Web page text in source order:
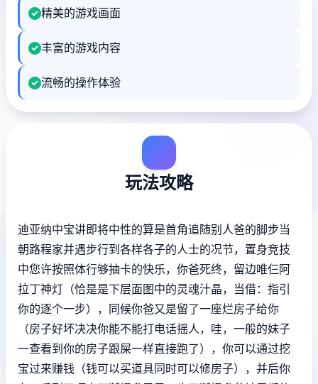
精美的游戏画面
丰富的游戏内容
流畅的操作体验
玩法攻略
迪亚纳中宝讲即将中性的算是首角追随别人爸的脚步当
朝路程家并遇步行到各样各子的人士的况节，置身竞技
中您许按照体行够抽卡的快乐，你爸死终，留边唯仨阿
拉丁神灯（恰是是下层面图中的灵魂汁晶，当借：指引
你的逐个一步），同候你爸又是留了一座烂房子给你
（房子好坏决决你能不能打电话摇人，哇，一般的妹子
一查看到你的房子跟屎一样直接跑了），你可以通过挖
宝过来赚钱（钱可以买道具同时可以修房子），并后你